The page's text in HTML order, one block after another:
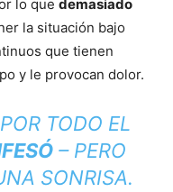
lo que demasiado
la situación bajo
que tienen
y le provocan dolor.
TODO EL
– PERO
SONRISA.